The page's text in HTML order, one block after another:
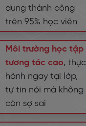
dụng thành công
trên 95% học viên
Môi trường học tập
tương tác cao, thực
hành ngay tại lớp,
tự tin nói mà không
còn sợ sai